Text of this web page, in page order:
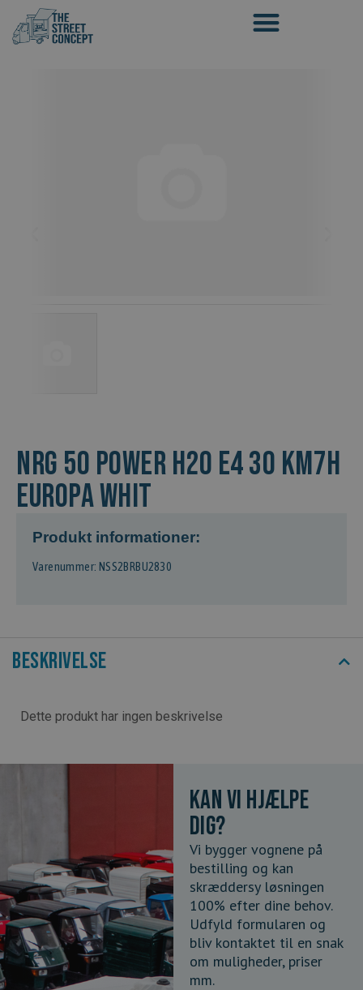
NRG 50 POWER H2O E4 30 KM7H
EUROPA WHIT
Produkt informationer:
Varenummer: NSS2BRBU2830
Beskrivelse
Dette produkt har ingen beskrivelse
Kan vi hjælpe
dig?
Vi bygger vognene på
bestilling og kan
skræddersy løsningen
100% efter dine behov.
Udfyld formularen og
bliv kontaktet til en snak
om muligheder, priser
mm.